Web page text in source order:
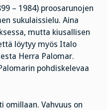
– 1984) proosarunojen
sukulaissielu. Aina
mutta kiusallisen
löytyy myös Italo
Herra Palomar.
pohdiskelevaa
omillaan. Vahvuus on